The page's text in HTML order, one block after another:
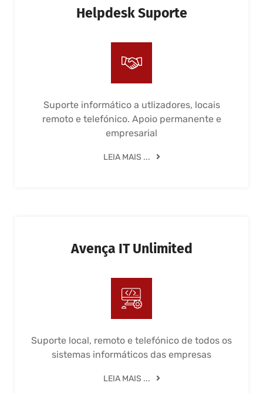
Helpdesk Suporte
Suporte informático a utlizadores, locais
remoto e telefónico. Apoio permanente e
empresarial
LEIA MAIS ...
Avença IT Unlimited
Suporte local, remoto e telefónico de todos os
sistemas informáticos das empresas
LEIA MAIS ...